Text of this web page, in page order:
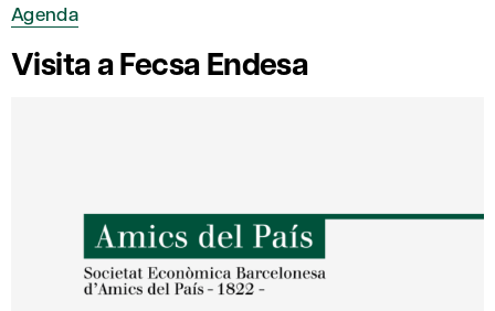
Agenda
Visita a Fecsa Endesa